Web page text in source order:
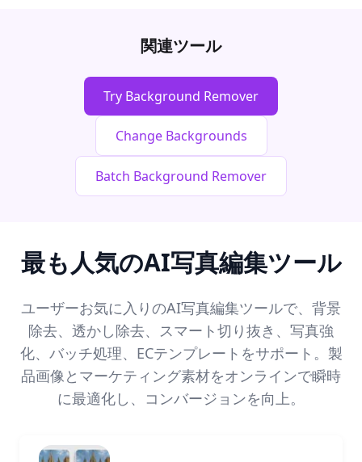
関連ツール
Try Background Remover
Change Backgrounds
Batch Background Remover
最も人気のAI写真編集ツール
ユーザーお気に入りのAI写真編集ツールで、背景
除去、透かし除去、スマート切り抜き、写真強
化、バッチ処理、ECテンプレートをサポート。製
品画像とマーケティング素材をオンラインで瞬時
に最適化し、コンバージョンを向上。